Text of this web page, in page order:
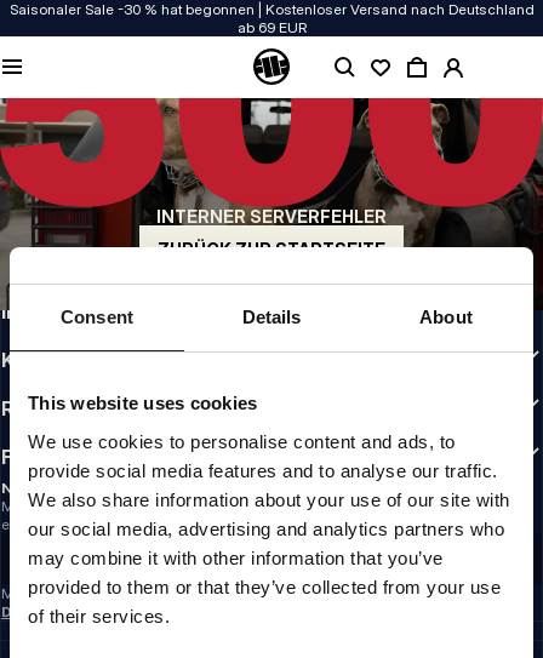
Consent Details About
This website uses cookies
We use cookies to personalise content and ads, to
provide social media features and to analyse our traffic.
We also share information about your use of our site with
our social media, advertising and analytics partners who
may combine it with other information that you’ve
provided to them or that they’ve collected from your use
of their services.
Saisonaler Sale -30 % hat begonnen | Kostenloser Versand nach Deutschland
ab 69 EUR
INTERNER SERVERFEHLER
ZURÜCK ZUR STARTSEITE
QUALITÄT HAT BEI UNS PRIORITÄT
Unsere Kleidung wird mit Leidenschaft produziert. Bei Haltbarkeit, Langlebigkeit
der Materialien und Details machen wir keine Kompromisse.
US ORIGIN
Unsere Wurzeln reichen zurück ins San Diego der frühen 90er. Unser Stil ist roh,
authentisch und kompromisslos.
MARKE MIT CHARAKTER
INFO
KUNDENBEREICH
RICHTLINIEN
FOLLOW US
NEWSLETTER
Möchtest du Informationen über die neuesten Aktionen und Neuigkeiten
erhalten?
Email address
REGISTRIEREN SIE SICH
Mit der Anmeldung zum Newsletter bestätigst du, dass du die
Datenschutzerklärung